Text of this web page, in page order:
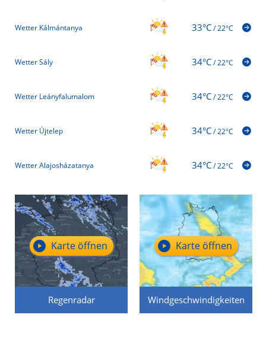
Wetter Kálmántanya 33°C/22°C
Wetter Sály 34°C/22°C
Wetter Leányfalumalom 34°C/22°C
Wetter Újtelep 34°C/22°C
Wetter Alajosházatanya 34°C/22°C
Regenradar
Karte öffnen
Windgeschwindigkeiten
Karte öffnen